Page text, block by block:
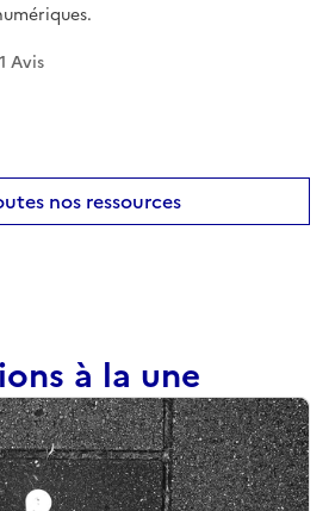
1 Avis
nos ressources
à la une